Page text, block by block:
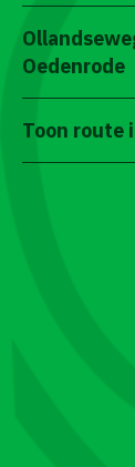
Oedenrode
Toon route